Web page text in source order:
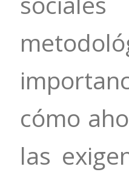
cómo
las